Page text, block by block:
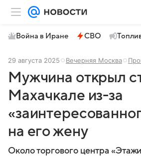
Война в Иране СВО
29 августа 2025 Вечерняя Москва
Мужчина открыл
Махачкале из-за
на его жену
Около торгового центра